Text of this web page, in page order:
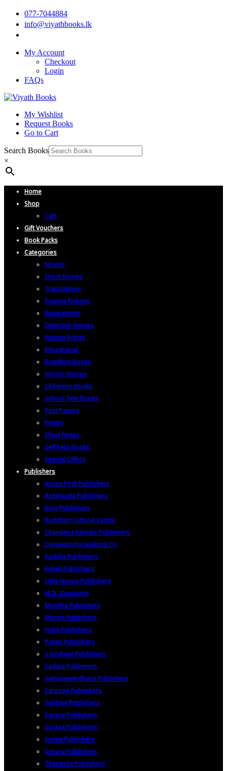
077-7044884
info@viyathbooks.lk
My Account
Checkout
Login
FAQs
My Wishlist
Request Books
Go to Cart
Search Books
×
Home
Shop
Cart
Gift Vouchers
Book Packs
Categories
Novels
Short Stories
Translations
Science Fictions
Biographies
Detective Stories
History Books
Educational
Buddhist Books
Horror Stories
Childrens Books
School Text Books
Past Papers
Poetry
Short Notes
Self help Books
Special Offers
Publishers
Apuru Poth Publishers
Ashirwada Publishers
Biso Publishers
Buddhist Cultural Center
Chandana Mendis Publishers
Dayawansha Jayakodi Co
Kadulla Publishers
Keheli Publishers
Little House Publishers
M.D. Gunasena
Masitha Publishers
Muses Publishers
Nalin Publishers
Pahan Publishers
S Godage Publishers
Sadipa Publishers
Samayawardhana Publishers
Sarasavi Publishers
Subhavi Publishers
Sunera Publishers
Surasa Publishers
Suriya Publishers
Susara Publishers
Tharanga Publishers